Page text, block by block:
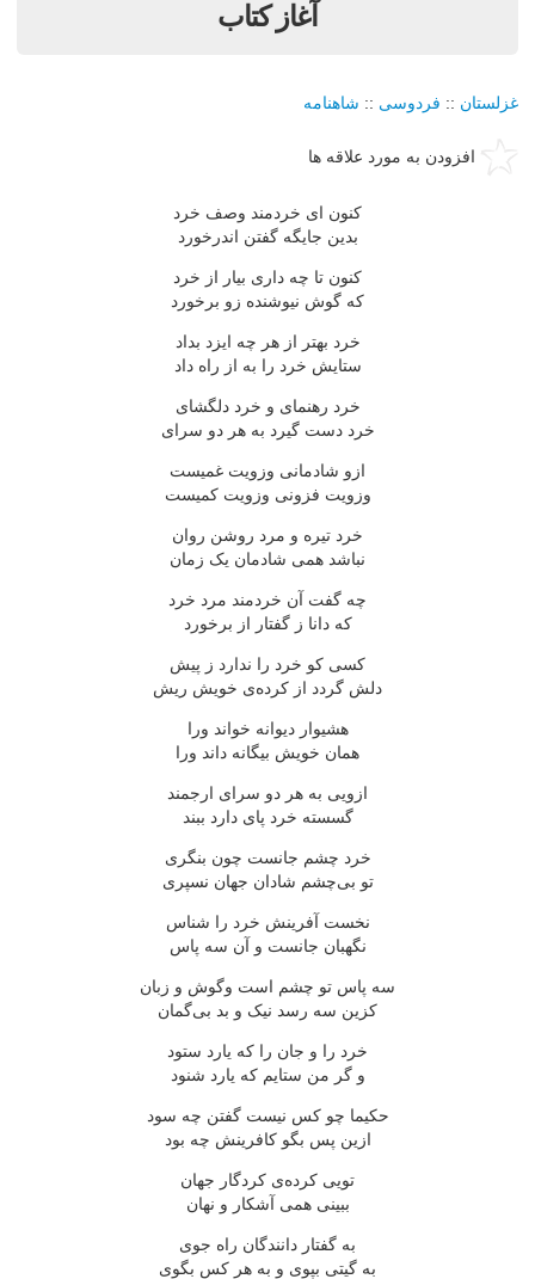
آغاز کتاب
غزلستان :: فردوسی :: شاهنامه
افزودن به مورد علاقه ها
کنون ای خردمند وصف خرد
بدین جایگه گفتن اندرخورد
کنون تا چه داری بیار از خرد
که گوش نیوشنده زو برخورد
خرد بهتر از هر چه ایزد بداد
ستایش خرد را به از راه داد
خرد رهنمای و خرد دلگشای
خرد دست گیرد به هر دو سرای
ازو شادمانی وزویت غمیست
وزویت فزونی وزویت کمیست
خرد تیره و مرد روشن روان
نباشد همی شادمان یک زمان
چه گفت آن خردمند مرد خرد
که دانا ز گفتار از برخورد
کسی کو خرد را ندارد ز پیش
دلش گردد از کرده‌ی خویش ریش
هشیوار دیوانه خواند ورا
همان خویش بیگانه داند ورا
ازویی به هر دو سرای ارجمند
گسسته خرد پای دارد ببند
خرد چشم جانست چون بنگری
تو بی‌چشم شادان جهان نسپری
نخست آفرینش خرد را شناس
نگهبان جانست و آن سه پاس
سه پاس تو چشم است وگوش و زبان
کزین سه رسد نیک و بد بی‌گمان
خرد را و جان را که یارد ستود
و گر من ستایم که یارد شنود
حکیما چو کس نیست گفتن چه سود
ازین پس بگو کافرینش چه بود
تویی کرده‌ی کردگار جهان
ببینی همی آشکار و نهان
به گفتار دانندگان راه جوی
به گیتی بپوی و به هر کس بگوی